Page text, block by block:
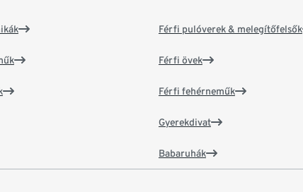
Férfi pulóverek & melegítőfelsők
Férfi övek
Férfi fehérneműk
Gyerekdivat
Babaruhák